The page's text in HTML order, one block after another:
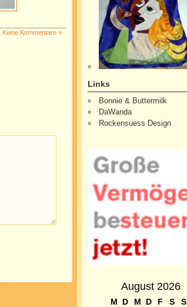
Keine Kommentare »
Links
Bonnie & Buttermilk
DaWanda
Rockensuess Design
August 2026
M D M D F S S